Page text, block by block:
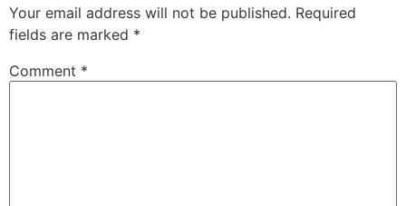
Your email address will not be published. Required
fields are marked *
Comment *